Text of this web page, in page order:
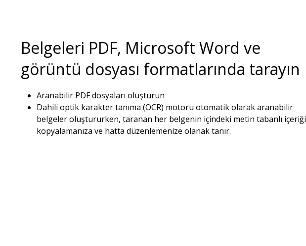
Belgeleri PDF, Microsoft Word ve
görüntü dosyası formatlarında tarayın
Aranabilir PDF dosyaları oluşturun
Dahili optik karakter tanıma (OCR) motoru otomatik olarak aranabilir
belgeler oluştururken, taranan her belgenin içindeki metin tabanlı içeriği
kopyalamanıza ve hatta düzenlemenize olanak tanır.